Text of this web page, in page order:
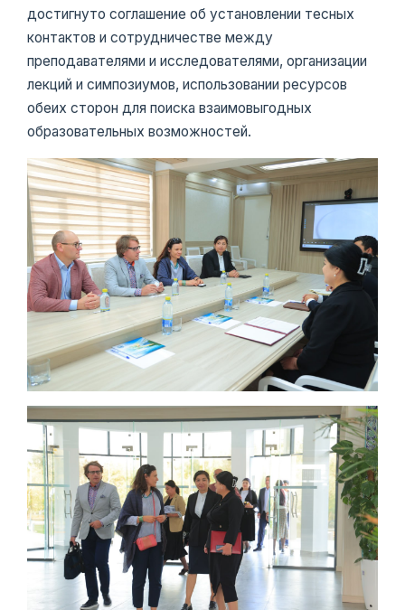
достигнуто соглашение об установлении тесных
контактов и сотрудничестве между
преподавателями и исследователями, организации
лекций и симпозиумов, использовании ресурсов
обеих сторон для поиска взаимовыгодных
образовательных возможностей.